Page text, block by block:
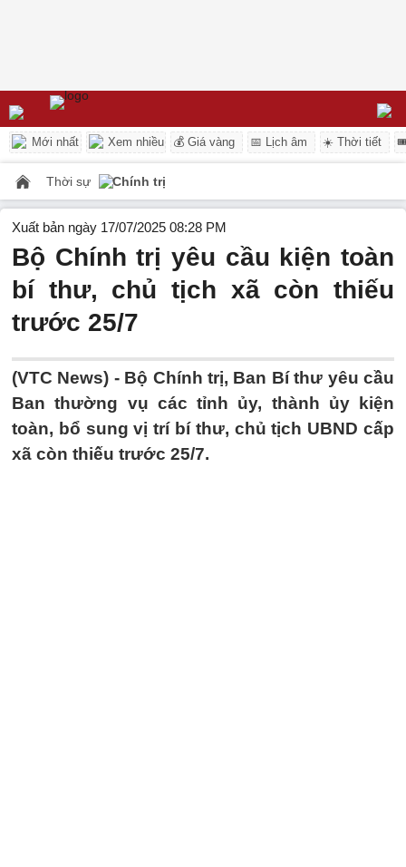
Mới nhất Xem nhiều 💰 Giá vàng 📅 Lịch âm ☀️ Thời tiết
Thời sự Chính trị
Xuất bản ngày 17/07/2025 08:28 PM
Bộ Chính trị yêu cầu kiện toàn
bí thư, chủ tịch xã còn thiếu
trước 25/7
(VTC News) - Bộ Chính trị, Ban Bí thư yêu cầu
Ban thường vụ các tỉnh ủy, thành ủy kiện
toàn, bổ sung vị trí bí thư, chủ tịch UBND cấp
xã còn thiếu trước 25/7.